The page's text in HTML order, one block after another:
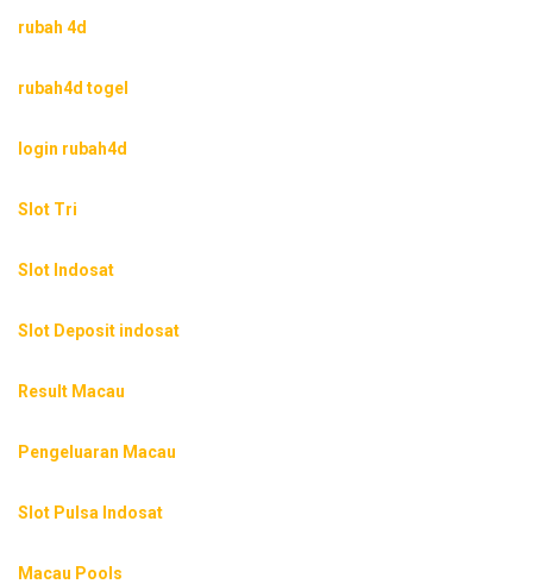
rubah 4d
rubah4d togel
login rubah4d
Slot Tri
Slot Indosat
Slot Deposit indosat
Result Macau
Pengeluaran Macau
Slot Pulsa Indosat
Macau Pools